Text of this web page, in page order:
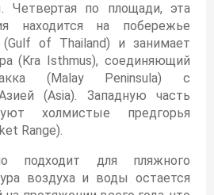
Четвертая по площади, эта
находится на побережье
(Gulf of Thailand) и занимает
(Kra Isthmus), соединяющий
(Malay Peninsula) с
(Asia). Западную часть
холмистые предгорья
Range).
подходит для пляжного
воздуха и воды остается